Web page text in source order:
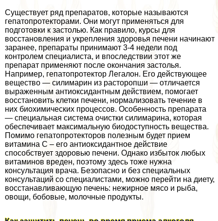
Существует ряд препаратов, которые называются
гепатопротекторами. Они могут применяться для
подготовки к застолью. Как правило, курсы для
восстановления и укрепления здоровья печени начинают
заранее, препараты принимают 3-4 недели под
контролем специалиста, и впоследствии этот же
препарат применяют после окончания застолья.
Например, гепатопротектор Легалон. Его действующее
вещество — силимарин из расторопши — отличается
выраженным антиоксидантным действием, помогает
восстановить клетки печени, нормализовать течение в
них биохимических процессов. Особенность препарата
— специальная система очистки силимарина, которая
обеспечивает максимальную биодоступность вещества.
Помимо гепатопротекторов полезным будет прием
витамина С – его антиоксидантное действие
способствует здоровью печени. Однако избыток любых
витаминов вреден, поэтому здесь тоже нужна
консультация врача. Безопасно и без специальных
консультаций со специалистами, можно перейти на диету,
восстанавливающую печень: нежирное мясо и рыба,
овощи, бобовые, молочные продукты.